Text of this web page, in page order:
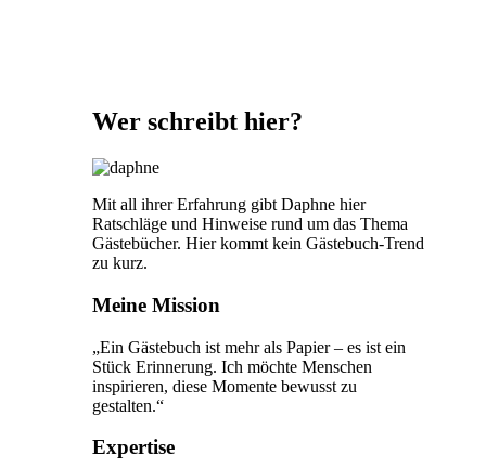
Wer schreibt hier?
Mit all ihrer Erfahrung gibt Daphne hier
Ratschläge und Hinweise rund um das Thema
Gästebücher. Hier kommt kein Gästebuch-Trend
zu kurz.
Meine Mission
„Ein Gästebuch ist mehr als Papier – es ist ein
Stück Erinnerung. Ich möchte Menschen
inspirieren, diese Momente bewusst zu
gestalten.“
Expertise